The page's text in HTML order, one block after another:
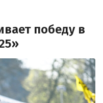
победу в